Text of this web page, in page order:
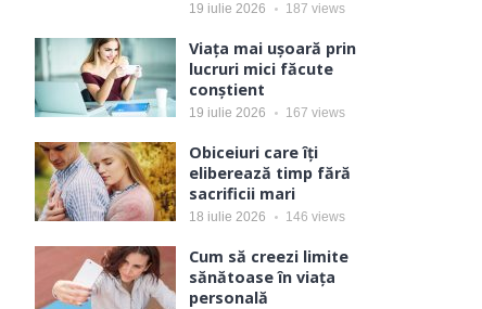
19 iulie 2026 187 views
Viața mai ușoară prin
lucruri mici făcute
conștient
19 iulie 2026 167 views
Obiceiuri care îți
eliberează timp fără
sacrificii mari
18 iulie 2026 146 views
Cum să creezi limite
sănătoase în viața
personală